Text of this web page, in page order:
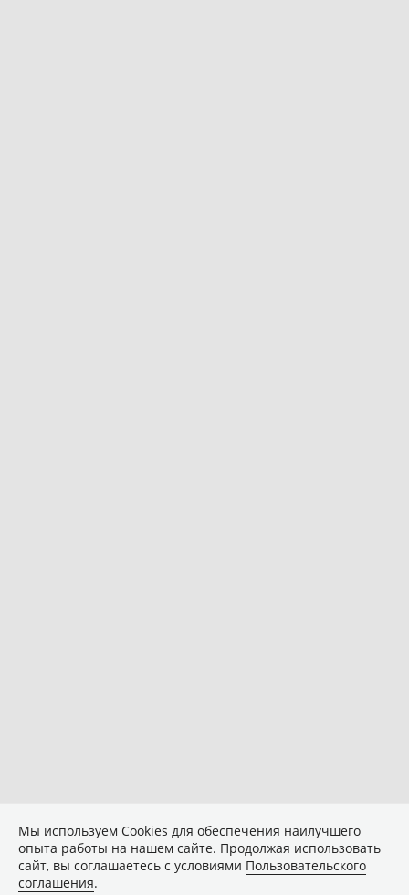
Мы используем Сookies для обеспечения наилучшего
опыта работы на нашем сайте. Продолжая использовать
сайт, вы соглашаетесь с условиями Пользовательского
соглашения.